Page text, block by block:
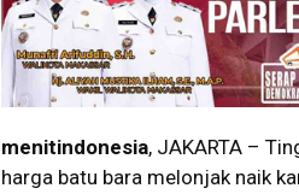
menitindonesia, JAKARTA –
harga batu bara melonjak naik